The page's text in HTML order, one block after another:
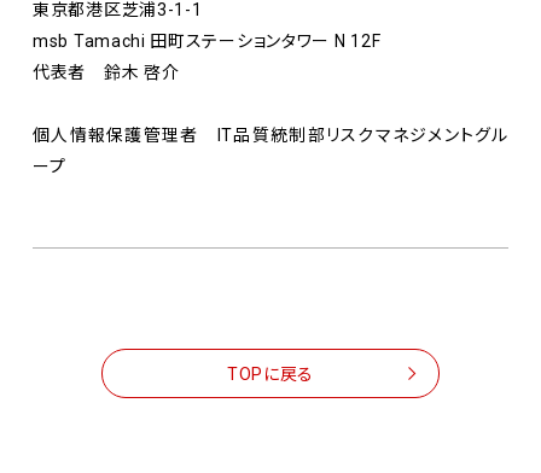
東京都港区芝浦3-1-1
msb Tamachi 田町ステーションタワー N 12F
代表者 鈴木 啓介
個人情報保護管理者 IT品質統制部リスクマネジメントグル
ープ
TOPに戻る